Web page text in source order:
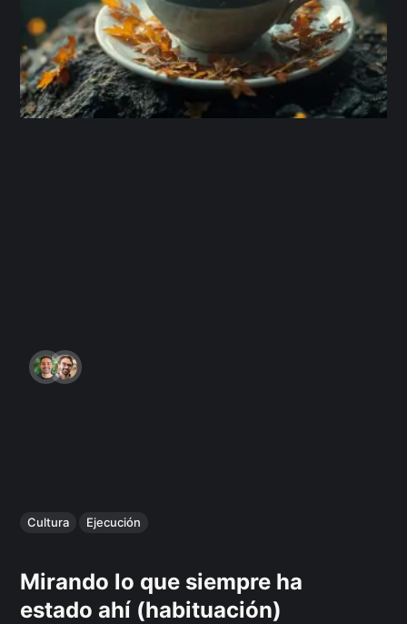
Cultura Ejecución
Mirando lo que siempre ha
estado ahí (habituación)